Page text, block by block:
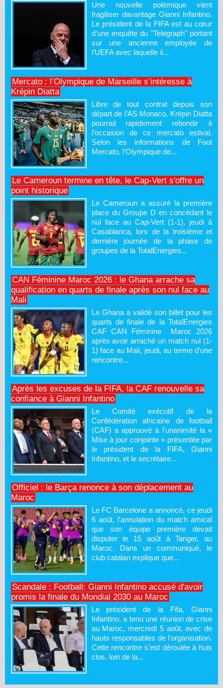
Une nouvelle polémique vient
fragiliser davantage Gianni Infantino.
Le président de la FIFA est au cœur
d’une enquête du "Telegraph" portant
sur une ancienne employée de
l’UEFA avec laquelle il...
Mercato : l’Olympique de Marseille s’intéresse à
Krépin Diatta
Libre de tout contrat depuis son
départ de l’AS Monaco, Krépin Diatta
pourrait rapidement rebondir à
l’occasion de ce mercato estival.
Selon les informations de Foot
Mercato, l’Olympique de...
Le Cameroun termine en tête, le Cap-Vert s'offre un
point historique
Le Cameroun a assuré la première
place du Groupe D en concédant le
nul face au Cap-Vert (1-1), jeudi à
Casablanca, lors de la troisième et
dernière journée de la phase de
groupes de la TotalEnergies...
CAN Féminine Maroc 2026 : le Ghana arrache sa
qualification en quarts de finale après son nul face au
Mali
Le Ghana a validé son billet pour les
quarts de finale de la TotalEnergies
CAF CAN Féminine Maroc 2026
après avoir arraché un match nul (1-
1) face au Mali, jeudi, au terme d'une
rencontre...
Après les excuses de la FIFA, la CAF renouvelle sa
confiance à Gianni Infantino
Le Comité exécutif de la
Confédération africaine de football
(CAF) a approuvé à l'unanimité la «
Mise à jour conjointe » présentée par
le président de la FIFA, Gianni
Infantino, et le secrétaire...
Officiel : le Barça renonce à son déplacement au
Maroc
Le FC Barcelone a annoncé, ce jeudi
6 août, l'annulation du match amical
que son équipe première devait
disputer le 15 août à Tanger, au
Maroc. Dans un communiqué, le
club catalan explique que...
Scandale : Football: Gianni Infantino accusé d'avoir
promis la finale du Mondial 2030 au Maroc
Le président de la Fifa, Gianni
Infantino, a tenu une réunion de crise
au Maroc, mercredi 5 août, avec de
hauts responsables de l'organisation.
Cette rencontre s'est déroulée à huis
clos, loin de la...